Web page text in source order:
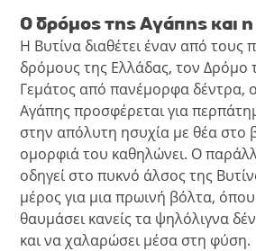
Ο δρόμος της Αγάπης και η
Η Βυτίνα διαθέτει έναν από τους
δρόμους της Ελλάδας, τον Δρόμο
Γεμάτος από πανέμορφα δέντρα,
Αγάπης προσφέρεται για
στην απόλυτη ησυχία με θέα
ομορφιά του καθηλώνει. Ο
οδηγεί στο πυκνό άλσος της
μέρος για μια πρωινή βόλτα,
θαυμάσει κανείς τα ψηλόλιγνα
και να χαλαρώσει μέσα στη φύση.